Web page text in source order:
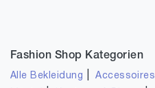
Fashion Shop Kategorien
Alle Bekleidung |Accessoires